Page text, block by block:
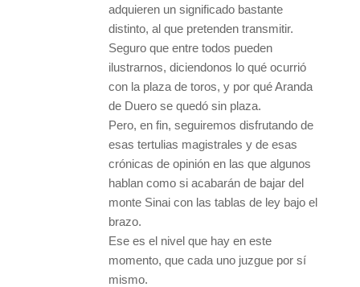
adquieren un significado bastante
distinto, al que pretenden transmitir.
Seguro que entre todos pueden
ilustrarnos, diciendonos lo qué ocurrió
con la plaza de toros, y por qué Aranda
de Duero se quedó sin plaza.
Pero, en fin, seguiremos disfrutando de
esas tertulias magistrales y de esas
crónicas de opinión en las que algunos
hablan como si acabarán de bajar del
monte Sinai con las tablas de ley bajo el
brazo.
Ese es el nivel que hay en este
momento, que cada uno juzgue por sí
mismo.